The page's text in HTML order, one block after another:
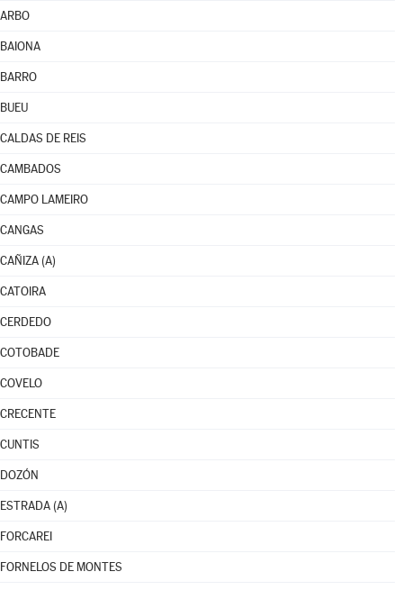
ARBO
BAIONA
BARRO
BUEU
CALDAS DE REIS
CAMBADOS
CAMPO LAMEIRO
CANGAS
CAÑIZA (A)
CATOIRA
CERDEDO
COTOBADE
COVELO
CRECENTE
CUNTIS
DOZÓN
ESTRADA (A)
FORCAREI
FORNELOS DE MONTES